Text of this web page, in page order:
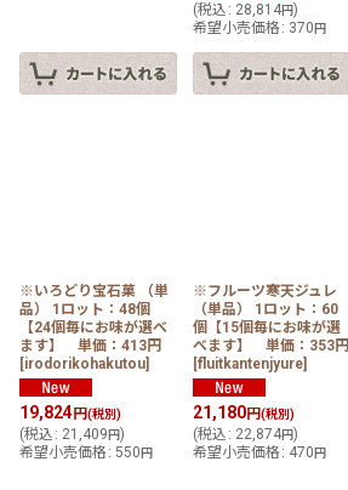
(税込 : 28,814円)
希望小売価格 : 370 円
※いろどり宝石菓 （単
品） 1ロット：48個
【24個毎にお味が選べ
ます】 単価：413円
[irodorikohakutou]
19,824 円(税別)
(税込 : 21,409 円)
希望小売価格 : 550 円
※フルーツ寒天ジュレ
（単品） 1ロット：60
個【15個毎にお味が選
べます】 単価：353円
[fluitkantenjyure]
21,180円(税別)
(税込 : 22,874円)
希望小売価格 : 470 円